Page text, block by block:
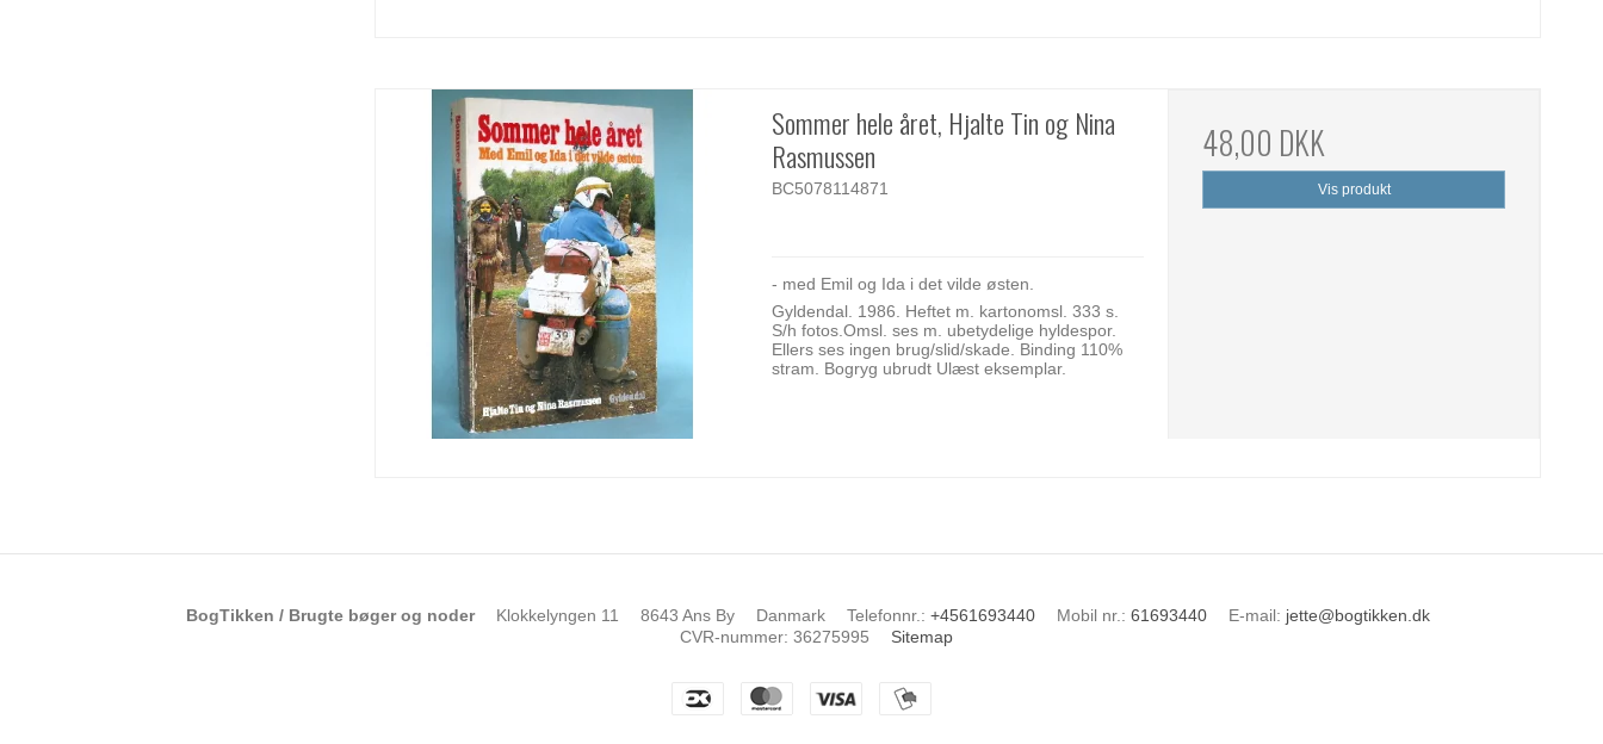
Sommer hele året, Hjalte Tin og Nina
Rasmussen
BC5078114871
- med Emil og Ida i det vilde østen.
Gyldendal. 1986. Heftet m. kartonomsl. 333 s.
S/h fotos.Omsl. ses m. ubetydelige hyldespor.
Ellers ses ingen brug/slid/skade. Binding 110%
stram. Bogryg ubrudt Ulæst eksemplar.
48,00 DKK
Vis produkt
BogTikken / Brugte bøger og noder Klokkelyngen 11 8643 Ans By Danmark Telefonnr. : +4561693440 Mobil nr. : 61693440 E-mail: jette@bogtikken.dk
CVR-nummer: 36275995 Sitemap